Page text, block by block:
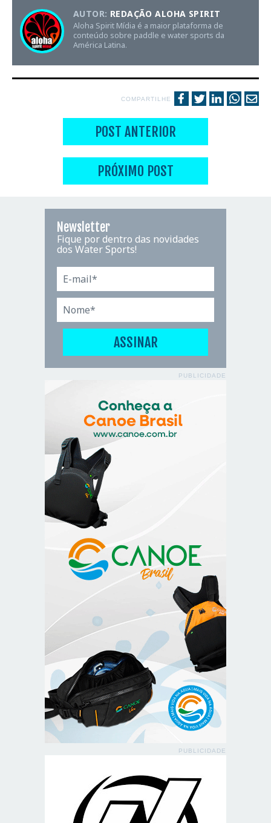
AUTOR: REDAÇÃO ALOHA SPIRIT
Aloha Spirit Mídia é a maior plataforma de
conteúdo sobre paddle e water sports da
América Latina.
COMPARTILHE
POST ANTERIOR
PRÓXIMO POST
Newsletter
Fique por dentro das novidades
dos Water Sports!
PUBLICIDADE
PUBLICIDADE